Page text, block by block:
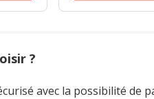
?
avec la possibilité de